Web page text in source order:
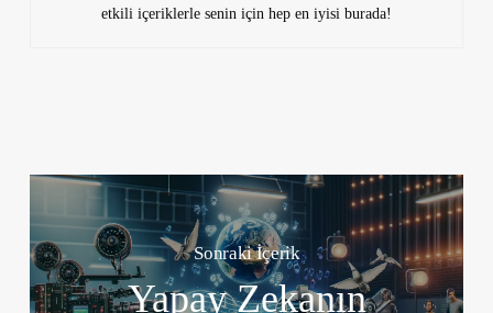
etkili içeriklerle senin için hep en iyisi burada!
Sonraki İçerik
Yapay Zekanın